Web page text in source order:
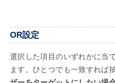
OR設定
選択した項目のいずれかに当
ます。ひとつでも一致すれば